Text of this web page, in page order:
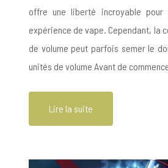
offre une liberté incroyable pour
expérience de vape. Cependant, la
de volume peut parfois semer le
unités de volume Avant de
Lire la suite